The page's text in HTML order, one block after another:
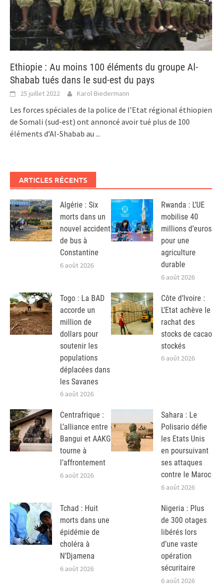
Ethiopie : Au moins 100 éléments du groupe Al-
Shabab tués dans le sud-est du pays
25 juillet 2022 Karol Biedermann
Les forces spéciales de la police de l’Etat régional éthiopien
de Somali (sud-est) ont annoncé avoir tué plus de 100
éléments d’Al-Shabab au ...
ARTICLES RÉCENTS
Algérie : Six
morts dans un
nouvel accident
de bus à
Constantine
6 août 2026
Rwanda : L’UE
mobilise 40
millions d’euros
pour une
agriculture
durable
6 août 2026
Togo : La BAD
accorde un
million de
dollars pour
soutenir les
populations
déplacées dans
les Savanes
6 août 2026
Côte d’Ivoire :
L’Etat achève le
rachat des
stocks de cacao
stockés
6 août 2026
Centrafrique :
L’alliance entre
Bangui et AAKG
tourne à
l’affrontement
6 août 2026
Sahara : Le
Polisario défie
les Etats Unis
en poursuivant
ses attaques
contre le Maroc
6 août 2026
Tchad : Huit
morts dans une
épidémie de
choléra à
N’Djamena
6 août 2026
Nigeria : Plus
de 300 otages
libérés lors
d’une vaste
opération
sécuritaire
6 août 2026